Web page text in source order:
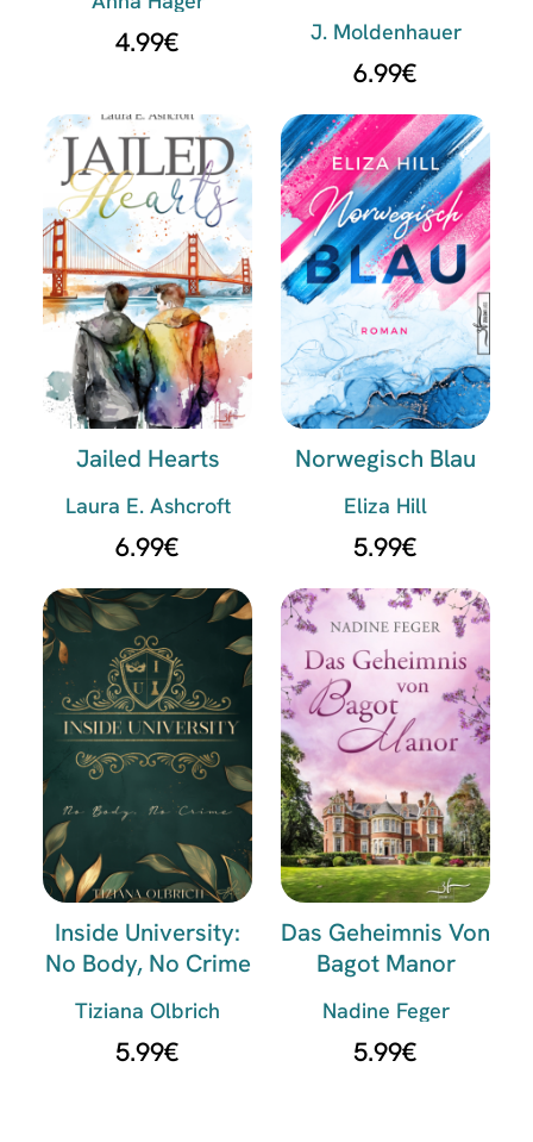
4.99€ J. Moldenhauer
6.99€
Jailed Hearts
Laura E. Ashcroft
6.99€
Norwegisch Blau
Eliza Hill
5.99€
Inside University:
No Body, No Crime
Tiziana Olbrich
5.99€
Das Geheimnis Von
Bagot Manor
Nadine Feger
5.99€